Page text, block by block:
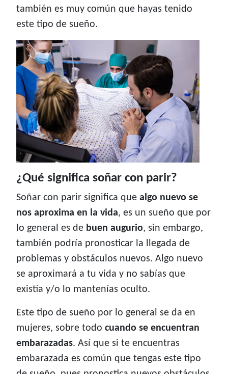
también es muy común que hayas tenido
este tipo de sueño.
¿Qué significa soñar con parir?
Soñar con parir significa que algo nuevo se
nos aproxima en la vida, es un sueño que por
lo general es de buen augurio, sin embargo,
también podría pronosticar la llegada de
problemas y obstáculos nuevos. Algo nuevo
se aproximará a tu vida y no sabías que
existía y/o lo mantenías oculto.
Este tipo de sueño por lo general se da en
mujeres, sobre todo cuando se encuentran
embarazadas. Así que si te encuentras
embarazada es común que tengas este tipo